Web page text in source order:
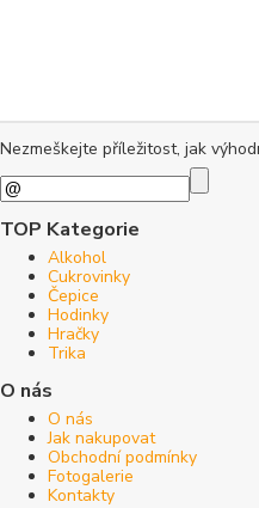
Nezmeškejte příležitost, jak
TOP Kategorie
Alkohol
Cukrovinky
Čepice
Hodinky
Hračky
Trika
O nás
O nás
Jak nakupovat
Obchodní podmínky
Fotogalerie
Kontakty